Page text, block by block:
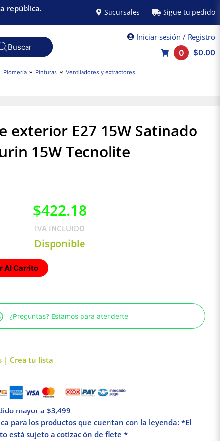
república. Sucursales Sigue tu pedido
Iniciar sesión / Registro
0
$0.00
Plomería Pinturas Ventiladores y extractores
exterior E27 15W Satinado
15W Tecnolite
$422.18
IVA INCLUIDO
Disponible
Al Carrito
¿Preguntas? Estamos para atenderte
| Crea tu lista
mayor a $3,499
para los productos que cuentan con la leyenda: *El
está sujeto a cotización de flete *